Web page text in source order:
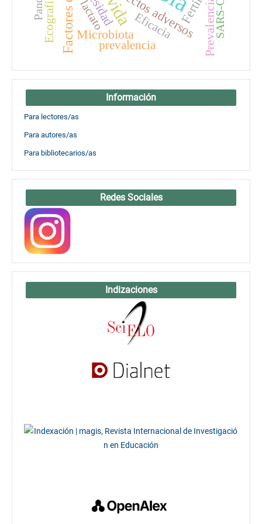
Microbiota Prevalencia
Efectos adversos
Eficacia
Ecografía
prevalencia
lactato
Información
Para lectores/as
Para autores/as
Para bibliotecarios/as
Redes Sociales
Indizaciones